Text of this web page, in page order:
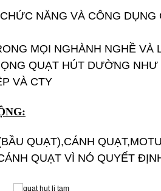
NĂNG VÀ CÔNG
MỌI NGHÀNH NGHỀ VÀ
QUẠT HÚT DƯỜNG
VÀ CTY
QUẠT),CÁNH
QUẠT VÌ NÓ QUYẾT